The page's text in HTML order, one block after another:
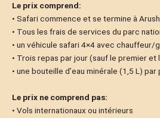
Le prix comprend:​
• Safari commence et se termine à
• Tous les frais de services du parc
• un véhicule safari 4×4 avec chauffeur/
• Trois repas par jour (sauf le premier et
• une bouteille d’eau minérale (1,5 L)
Le prix ne comprend pas:
• Vols internationaux ou intérieurs